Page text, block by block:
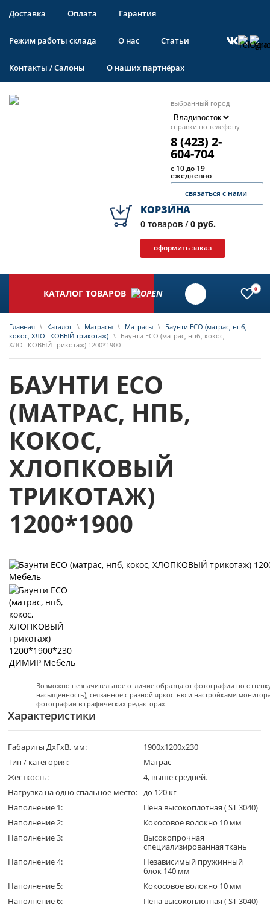
Доставка Оплата Гарантия
Режим работы склада О нас Статьи
Контакты / Салоны О наших партнёрах
выбранный город
справки по телефону
8 (423) 2-
604-704
с 10 до 19
ежедневно
связаться с нами
КОРЗИНА
0 товаров / 0 руб.
оформить заказ
КАТАЛОГ ТОВАРОВ 0
Главная \ Каталог \ Матрасы \ Матрасы \ Баунти ECO (матрас, нпб,
кокос, ХЛОПКОВЫЙ трикотаж) \ Баунти ECO (матрас, нпб, кокос,
ХЛОПКОВЫЙ трикотаж) 1200*1900
БАУНТИ ECO
(МАТРАС, НПБ,
КОКОС,
ХЛОПКОВЫЙ
ТРИКОТАЖ)
1200*1900
Возможно незначительное отличие образца от фотографии по
насыщенность), связанное с разной яркостью и настройками
фотографии в графических редакторах.
Характеристики
Габариты ДхГхВ, мм:
1900x1200x230
Тип / категория:
Матрас
Жёсткость:
4, выше средней.
Нагрузка на одно спальное место: до 120 кг
Наполнение 1:
Пена высокоплотная ( ST 3040)
Наполнение 2:
Кокосовое волокно 10 мм
Наполнение 3:
Высокопрочная
специализированная ткань
Наполнение 4:
Независимый пружинный
блок 140 мм
Наполнение 5:
Кокосовое волокно 10 мм
Наполнение 6:
Пена высокоплотная ( ST 3040)